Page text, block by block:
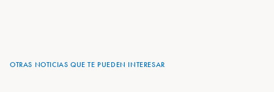
OTRAS NOTICIAS QUE TE PUEDEN INTERESAR